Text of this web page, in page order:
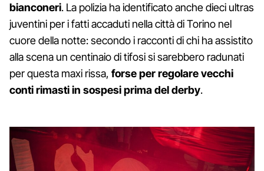
bianconeri. La polizia ha identificato anche dieci ultras
juventini per i fatti accaduti nella città di Torino nel
cuore della notte: secondo i racconti di chi ha assistito
alla scena un centinaio di tifosi si sarebbero radunati
per questa maxi rissa, forse per regolare vecchi
conti rimasti in sospesi prima del derby.